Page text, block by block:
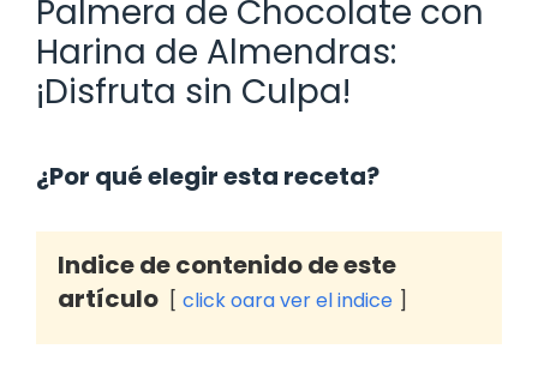
Palmera de Chocolate con
Harina de Almendras:
¡Disfruta sin Culpa!
¿Por qué elegir esta receta?
Indice de contenido de este
artículo
click oara ver el indice